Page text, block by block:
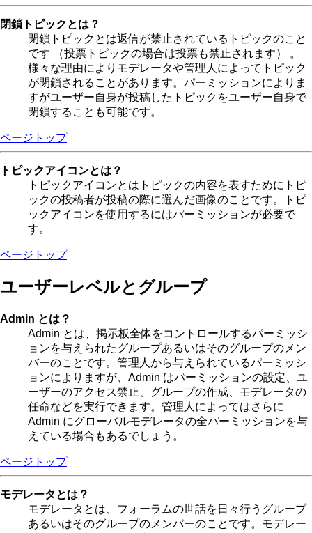
閉鎖トピックとは？
閉鎖トピックとは返信が禁止されているトピックのこと
です （投票トピックの場合は投票も禁止されます） 。
様々な理由によりモデレータや管理人によってトピック
が閉鎖されることがあります。パーミッションによりま
すがユーザー自身が投稿したトピックをユーザー自身で
閉鎖することも可能です。
ページトップ
トピックアイコンとは？
トピックアイコンとはトピックの内容を表すためにトピ
ックの投稿者が投稿の際に選んだ画像のことです。トピ
ックアイコンを使用するにはパーミッションが必要で
す。
ページトップ
ユーザーレベルとグループ
Admin とは？
Admin とは、掲示板全体をコントロールするパーミッシ
ョンを与えられたグループあるいはそのグループのメン
バーのことです。管理人から与えられているパーミッシ
ョンによりますが、Admin はパーミッションの設定、ユ
ーザーのアクセス禁止、グループの作成、モデレータの
任命などを実行できます。管理人によってはさらに
Admin にグローバルモデレータの全パーミッションを与
えている場合もあるでしょう。
ページトップ
モデレータとは？
モデレータとは、フォーラムの世話を日々行うグループ
あるいはそのグループのメンバーのことです。モデレー